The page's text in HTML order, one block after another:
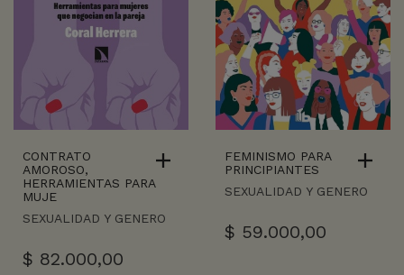
CONTRATO
AMOROSO,
HERRAMIENTAS PARA
MUJE
SEXUALIDAD Y GENERO
$ 82.000,00
FEMINISMO PARA
PRINCIPIANTES
SEXUALIDAD Y GENERO
$ 59.000,00